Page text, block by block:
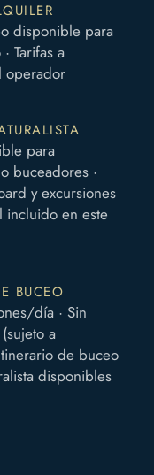
disponible para
Tarifas a
operador
para
buceadores ·
y excursiones
incluido en este
BUCEO
día · Sin
a
de buceo
disponibles